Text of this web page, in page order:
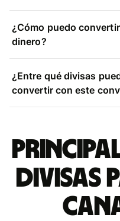
¿Cómo puedo
dinero?
¿Entre qué divisas
convertir con este
divisas